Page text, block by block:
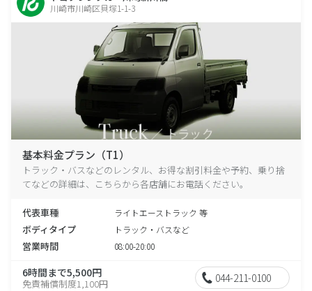
川崎市川崎区貝塚1-1-3
基本料金プラン（T1）
トラック・バスなどのレンタル、お得な割引料金や予約、乗り捨
てなどの詳細は、こちらから各店舗にお電話ください。
代表車種 ライトエーストラック 等
ボディタイプ トラック・バスなど
営業時間 08:00-20:00
6時間まで5,500円
免責補償制度1,100円 044-211-0100